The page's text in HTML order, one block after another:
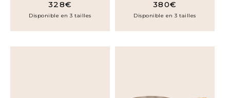
328€
Disponible en 3 tailles
380€
Disponible en 3 tailles